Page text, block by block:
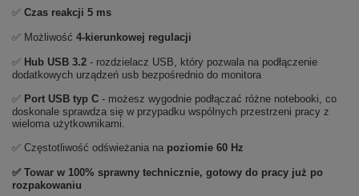
✅ Czas reakcji 5 ms
✅ Możliwość 4-kierunkowej regulacji
✅ Hub USB 3.2 - rozdzielacz USB, który pozwala na podłączenie
dodatkowych urządzeń usb bezpośrednio do monitora
✅ Port USB typ C - możesz wygodnie podłączać różne notebooki, co
doskonale sprawdza się w przypadku wspólnych przestrzeni pracy z
wieloma użytkownikami.
✅ Częstotliwość odświeżania na poziomie 60 Hz
✅ Towar w 100% sprawny technicznie, gotowy do pracy już po
rozpakowaniu